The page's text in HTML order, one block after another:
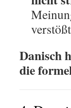
Danisch
die